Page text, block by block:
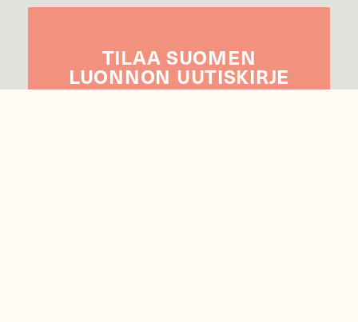
TILAA SUOMEN
LUONNON UUTIS­KIRJE